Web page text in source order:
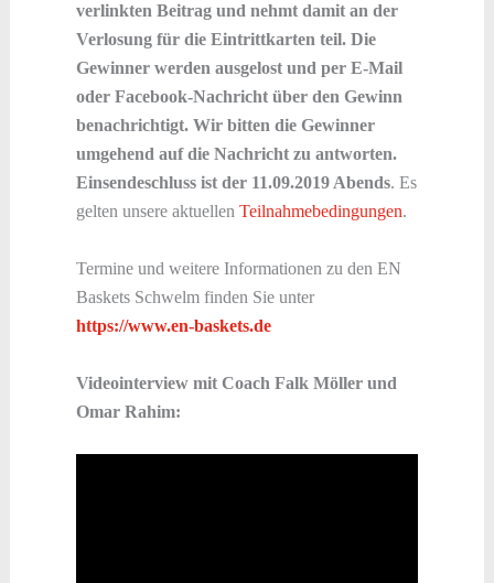
verlinkten Beitrag und nehmt damit an der
Verlosung für die Eintrittkarten teil. Die
Gewinner werden ausgelost und per E-Mail
oder Facebook-Nachricht über den Gewinn
benachrichtigt. Wir bitten die Gewinner
umgehend auf die Nachricht zu antworten.
Einsendeschluss ist der 11.09.2019 Abends. Es
gelten unsere aktuellen Teilnahmebedingungen.
Termine und weitere Informationen zu den EN
Baskets Schwelm finden Sie unter
https://www.en-baskets.de
Videointerview mit Coach Falk Möller und
Omar Rahim: